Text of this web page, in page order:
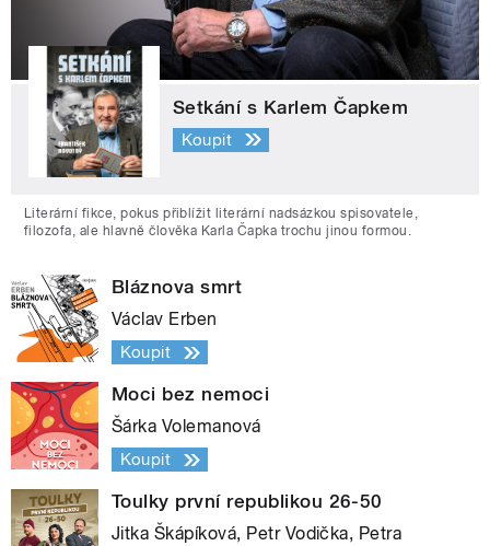
Setkání s Karlem Čapkem
Koupit
Literární fikce, pokus přiblížit literární nadsázkou spisovatele,
filozofa, ale hlavně člověka Karla Čapka trochu jinou formou.
Bláznova smrt
Václav Erben
Koupit
Moci bez nemoci
Šárka Volemanová
Koupit
Toulky první republikou 26-50
Jitka Škápíková, Petr Vodička, Petra